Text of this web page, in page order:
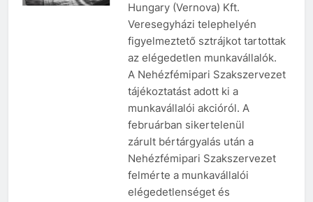
Hungary (Vernova) Kft.
Veresegyházi telephelyén
figyelmeztető sztrájkot tartottak
az elégedetlen munkavállalók.
A Nehézfémipari Szakszervezet
tájékoztatást adott ki a
munkavállalói akcióról. A
februárban sikertelenül
zárult bértárgyalás után a
Nehézfémipari Szakszervezet
felmérte a munkavállalói
elégedetlenséget és